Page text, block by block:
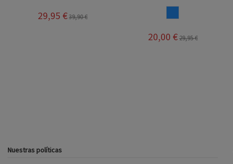
29,95 €39,90 €
20,00 €29,95 €
Nuestras políticas